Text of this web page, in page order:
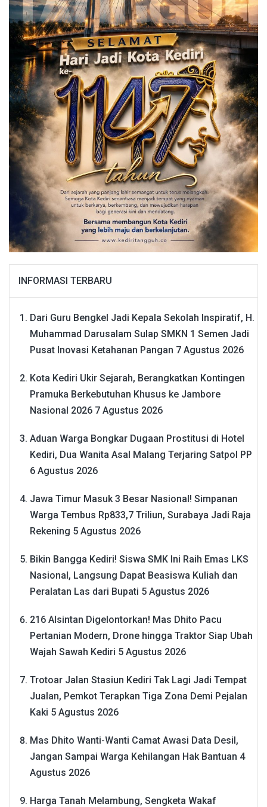
INFORMASI TERBARU
Dari Guru Bengkel Jadi Kepala Sekolah Inspiratif, H.
Muhammad Darusalam Sulap SMKN 1 Semen Jadi
Pusat Inovasi Ketahanan Pangan 7 Agustus 2026
Kota Kediri Ukir Sejarah, Berangkatkan Kontingen
Pramuka Berkebutuhan Khusus ke Jambore
Nasional 2026 7 Agustus 2026
Aduan Warga Bongkar Dugaan Prostitusi di Hotel
Kediri, Dua Wanita Asal Malang Terjaring Satpol PP
6 Agustus 2026
Jawa Timur Masuk 3 Besar Nasional! Simpanan
Warga Tembus Rp833,7 Triliun, Surabaya Jadi Raja
Rekening 5 Agustus 2026
Bikin Bangga Kediri! Siswa SMK Ini Raih Emas LKS
Nasional, Langsung Dapat Beasiswa Kuliah dan
Peralatan Las dari Bupati 5 Agustus 2026
216 Alsintan Digelontorkan! Mas Dhito Pacu
Pertanian Modern, Drone hingga Traktor Siap Ubah
Wajah Sawah Kediri 5 Agustus 2026
Trotoar Jalan Stasiun Kediri Tak Lagi Jadi Tempat
Jualan, Pemkot Terapkan Tiga Zona Demi Pejalan
Kaki 5 Agustus 2026
Mas Dhito Wanti-Wanti Camat Awasi Data Desil,
Jangan Sampai Warga Kehilangan Hak Bantuan 4
Agustus 2026
Harga Tanah Melambung, Sengketa Wakaf